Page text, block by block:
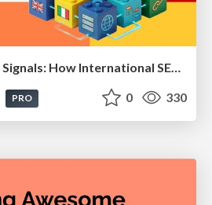
Max Prin - Stacking Signals: How International SEO Comes Together (And Falls Apart)
PRO 0 330